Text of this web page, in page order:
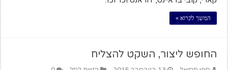
המשך לקרוא »
החופש ליצור, השקט להצליח